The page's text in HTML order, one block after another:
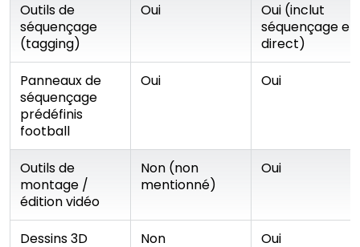
Outils de
séquençage
(tagging)
Oui
Oui (inclut
séquençage en
direct)
Panneaux de
séquençage
prédéfinis
football
Oui Oui
Outils de
montage /
édition vidéo
Non (non
mentionné)
Oui
Dessins 3D Non
Oui